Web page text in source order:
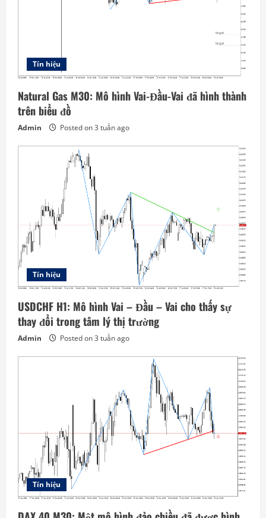
Tín hiệu
Natural Gas M30: Mô hình Vai-Đầu-Vai đã hình thành
trên biểu đồ
Admin Posted on 3 tuần ago
Tín hiệu
USDCHF H1: Mô hình Vai – Đầu – Vai cho thấy sự
thay đổi trong tâm lý thị trường
Admin Posted on 3 tuần ago
Tín hiệu